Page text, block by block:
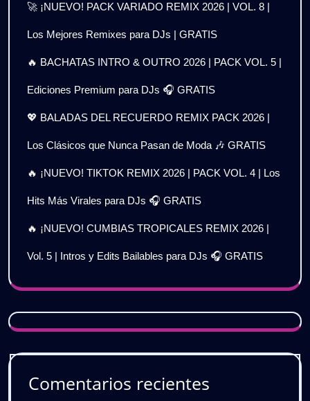
🚀 ¡NUEVO! PACK VARIADO REMIX 2026 | VOL. 8 |
Los Mejores Remixes para DJs | GRATIS
🔥 BACHATAS INTRO & OUTRO 2026 | PACK VOL. 5 |
Ediciones Premium para DJs 🎧 GRATIS
💖 BALADAS DEL RECUERDO REMIX PACK 2026 |
Los Clásicos que Nunca Pasan de Moda 🎶 GRATIS
🔥 ¡NUEVO! TIKTOK REMIX 2026 | PACK VOL. 4 | Los
Hits Más Virales para DJs 🎧 GRATIS
🔥 ¡NUEVO! CUMBIAS TROPICALES REMIX 2026 |
Vol. 5 | Intros y Edits Bailables para DJs 🎧 GRATIS
Comentarios recientes